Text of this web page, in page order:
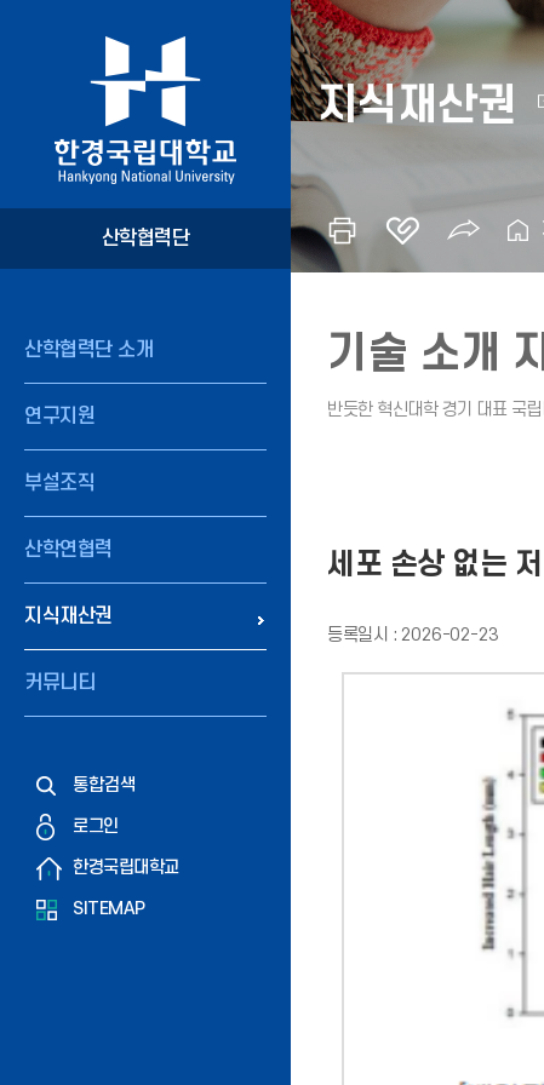
산학협력단
산학협력단 소개
연구지원
부설조직
산학연협력
지식재산권
커뮤니티
통합검색
로그인
한경국립대학교
SITEMAP
지식재산권
기술 소개
세포 손상 없는
등록일시 : 2026-02-23